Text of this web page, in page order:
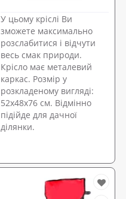
У цьому кріслі Ви
зможете максимально
розслабитися і відчути
весь смак природи.
Крісло має металевий
каркас. Розмір у
розкладеному вигляді:
52х48х76 см. Відмінно
підійде для дачної
ділянки.